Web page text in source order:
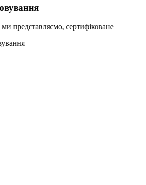
представляємо, сертифіковане